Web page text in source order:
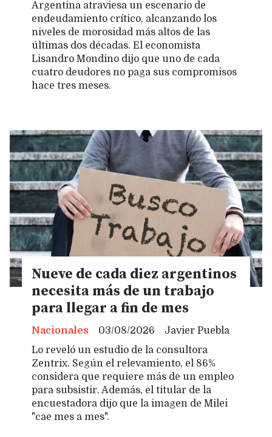
Argentina atraviesa un escenario de
endeudamiento crítico, alcanzando los
niveles de morosidad más altos de las
últimas dos décadas. El economista
Lisandro Mondino dijo que uno de cada
cuatro deudores no paga sus compromisos
hace tres meses.
Nueve de cada diez argentinos
necesita más de un trabajo
para llegar a fin de mes
Javier Puebla
Nacionales
03/08/2026
Lo reveló un estudio de la consultora
Zentrix. Según el relevamiento, el 86%
considera que requiere más de un empleo
para subsistir. Además, el titular de la
encuestadora dijo que la imagen de Milei
"cae mes a mes".